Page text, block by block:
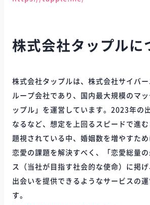
株式会社タップルに
株式会社タップルは、株式会社サイバ
ループ会社であり、国内最大規模のマ
ップル」を運営しています。2023年の
なるなど、想定を上回るスピードで進
題視されている中、婚姻数を増やすた
恋愛の課題を解決すべく、「恋愛総量
ス（当社が目指す社会的な使命）に掲
出会いを提供できるようなサービスの
す。